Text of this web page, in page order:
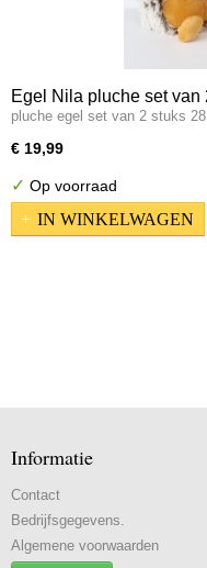
aap
hagedis varaan gekko
bok
eekhoorn
schaap
Egel Nila pluche set van
pluche egel set van 2 stuks
€ 19,99
✓ Op voorraad
IN WINKELWAGEN
Informatie
Contact
Bedrijfsgegevens.
Algemene voorwaarden